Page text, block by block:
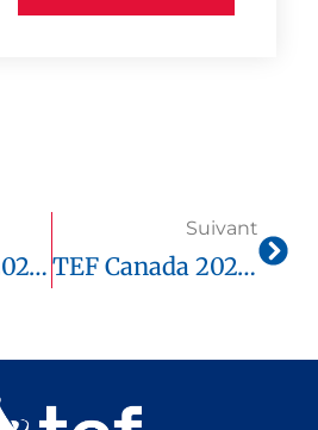
TEF Canada 2025 : Coût, Inscription Et Centres Agréés Pour Candidats À L’étranger
Suivant
TEF Canada 2025 Peut-On Repasser Seulement Une Compétence